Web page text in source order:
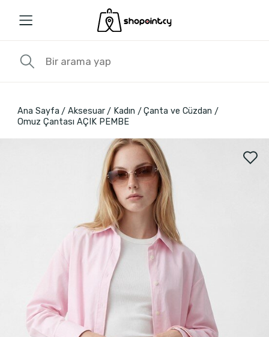
Ana Sayfa Aksesuar Kadın
Çanta ve Cüzdan
Omuz Çantası AÇIK PEMBE